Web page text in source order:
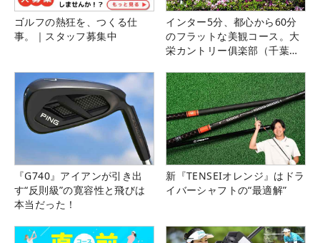
ゴルフの熱狂を、つくる仕
事。｜スタッフ募集中
インター5分、都心から60分
のフラットな美観コース。大
栄カントリー俱楽部（千葉
『G740』アイアンが引き出
す“反則級”の寛容性と飛びは
本当だった！
新『TENSEIオレンジ』はドラ
イバーシャフトの“最適解”